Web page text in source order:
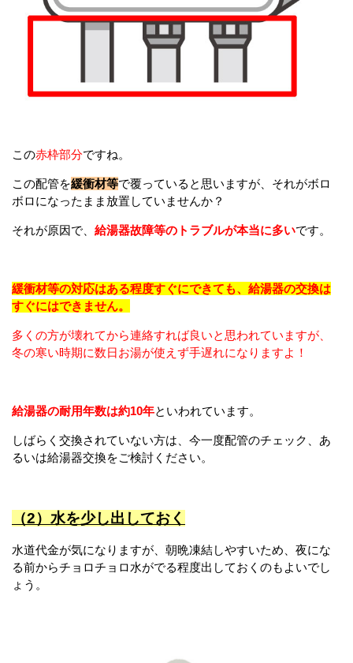
この赤枠部分ですね。
この配管を緩衝材等で覆っていると思いますが、それがボロ
ボロになったまま放置していませんか？
それが原因で、 給湯器故障等のトラブルが本当に多いです。
緩衝材等の対応はある程度すぐにできても、給湯器の交換は
すぐにはできません。
多くの方が壊れてから連絡すれば良いと思われていますが、
冬の寒い時期に数日お湯が使えず手遅れになりますよ！
給湯器の耐用年数は約10年といわれています。
しばらく交換されていない方は、今一度配管のチェック、あ
るいは給湯器交換をご検討ください。
（2）水を少し出しておく
水道代金が気になりますが、朝晩凍結しやすいため、夜にな
る前からチョロチョロ水がでる程度出しておくのもよいでし
ょう。